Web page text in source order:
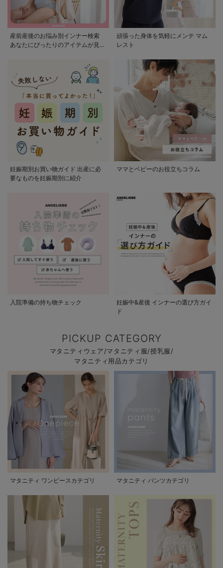
産前産後のお悩み別インナー検索
あなたにぴったりのアイテムが見つ
頑張った身体を気軽にメンテ マム
レスト
妊娠期別お買い物ガイド 出産に必
要なものを妊娠期別に紹介
ママとベビーのお役立ちコラム
入院準備の持ち物チェック
妊娠中&産後 インナーの選び方ガイ
ド
PICKUP CATEGORY
マタニティウェア/マタニティ服/授乳服/
マタニティ用品カテゴリ
マタニティ ワンピースカテゴリ マタニティ パンツカテゴリ